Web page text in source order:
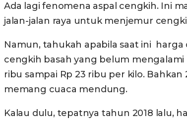
Ada lagi fenomena aspal cengkih. Ini
jalan-jalan raya untuk menjemur
Namun, tahukah apabila saat ini harga
cengkih basah yang belum mengalami
ribu sampai Rp 23 ribu per kilo.
memang cuaca mendung.
Kalau dulu, tepatnya tahun 2018 lalu,